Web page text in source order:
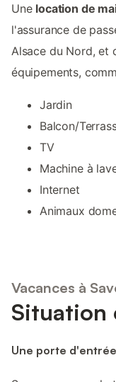
Une location de
l'assurance de
Alsace du Nord, et
équipements,
Jardin
Balcon/
TV
Machine à
Internet
Animaux
Vacances à
Situation
Une porte